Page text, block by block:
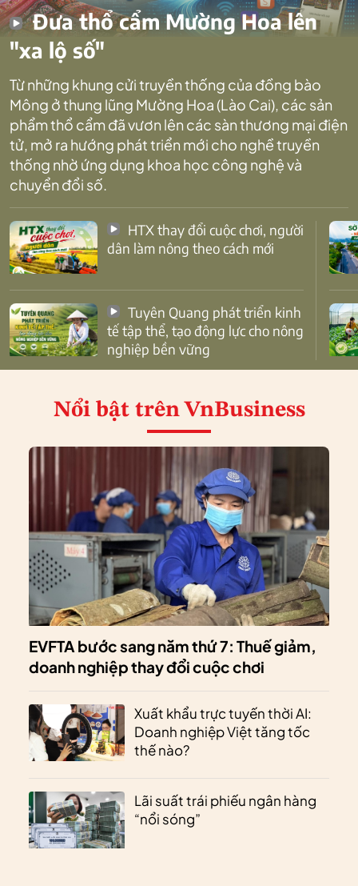
Đưa thổ cẩm Mường Hoa lên
"xa lộ số"
Từ những khung cửi truyền thống của đồng bào
Mông ở thung lũng Mường Hoa (Lào Cai), các sản
phẩm thổ cẩm đã vươn lên các sàn thương mại điện
tử, mở ra hướng phát triển mới cho nghề truyền
thống nhờ ứng dụng khoa học công nghệ và
chuyển đổi số.
dân làm nông theo cách mới
tế tập thể, tạo động lực cho nông
nghiệp bền vững
Nổi bật trên VnBusiness
EVFTA bước sang năm thứ 7: Thuế giảm,
doanh nghiệp thay đổi cuộc chơi
Xuất khẩu trực tuyến thời AI:
Doanh nghiệp Việt tăng tốc
thế nào?
Lãi suất trái phiếu ngân hàng
“nổi sóng”